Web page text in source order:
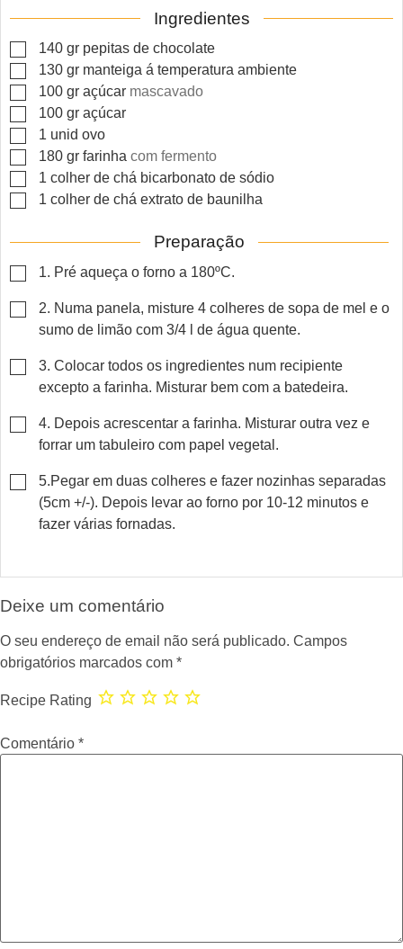
Ingredientes
▢
140 gr pepitas de chocolate
▢
130 gr manteiga á temperatura ambiente
▢
100 gr açúcar mascavado
▢
100 gr açúcar
▢
1 unid ovo
▢
180 gr farinha com fermento
▢
1 colher de chá bicarbonato de sódio
▢
1 colher de chá extrato de baunilha
Preparação
▢
1. Pré aqueça o forno a 180ºC.
▢
2. Numa panela, misture 4 colheres de sopa de mel e o
sumo de limão com 3/4 l de água quente.
▢
3. Colocar todos os ingredientes num recipiente
excepto a farinha. Misturar bem com a batedeira.
▢
4. Depois acrescentar a farinha. Misturar outra vez e
forrar um tabuleiro com papel vegetal.
▢
5.Pegar em duas colheres e fazer nozinhas separadas
(5cm +/-). Depois levar ao forno por 10-12 minutos e
fazer várias fornadas.
Deixe um comentário
O seu endereço de email não será publicado. Campos
obrigatórios marcados com *
Recipe Rating
Comentário *